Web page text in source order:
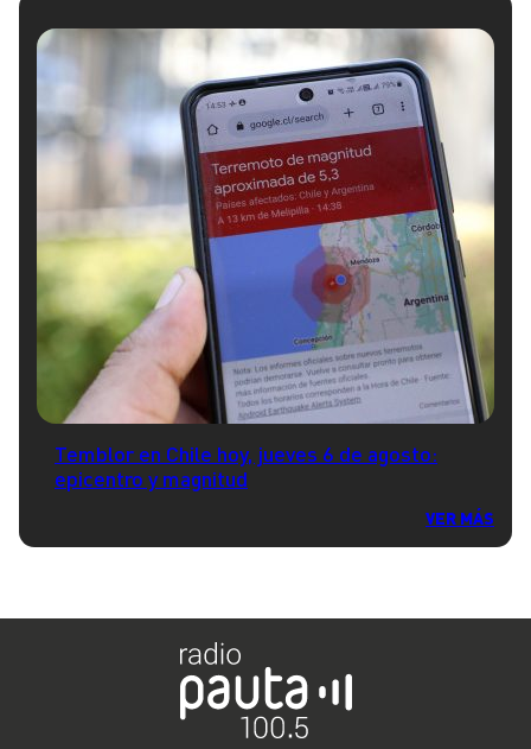
Temblor en Chile hoy, jueves 6 de agosto:
epicentro y magnitud
VER MÁS